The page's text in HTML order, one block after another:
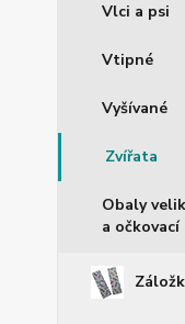
Vlci a psi
Vtipné
Vyšívané
Zvířata
Obaly
a očkovací